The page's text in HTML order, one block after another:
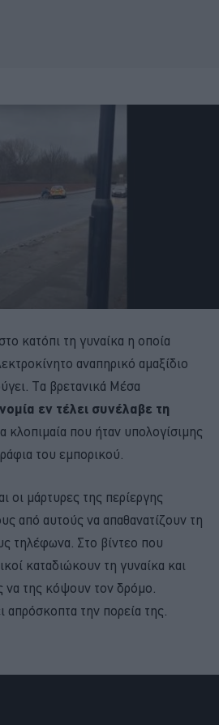
κατόπι τη γυναίκα η οποία
αναπηρικό αμαξίδιο
Τα βρετανικά Μέσα
εν τέλει συνέλαβε τη
κλοπιμαία που ήταν υπολογίσιμης
του εμπορικού.
οι μάρτυρες της περίεργης
από αυτούς να απαθανατίζουν τη
τηλέφωνα. Στο βίντεο που
καταδιώκουν τη γυναίκα και
να της κόψουν τον δρόμο.
απρόσκοπτα την πορεία της.